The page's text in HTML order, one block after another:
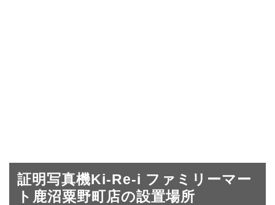
証明写真機Ki-Re-i ファミリーマー
ト鹿沼粟野町店の設置場所